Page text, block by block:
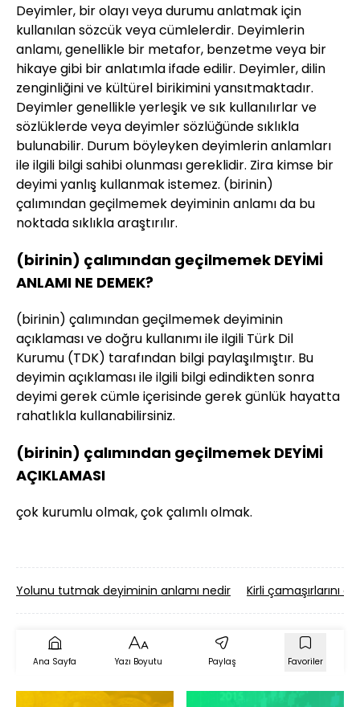
Deyimler, bir olayı veya durumu anlatmak için
kullanılan sözcük veya cümlelerdir. Deyimlerin
anlamı, genellikle bir metafor, benzetme veya bir
hikaye gibi bir anlatımla ifade edilir. Deyimler, dilin
zenginliğini ve kültürel birikimini yansıtmaktadır.
Deyimler genellikle yerleşik ve sık kullanılırlar ve
sözlüklerde veya deyimler sözlüğünde sıklıkla
bulunabilir. Durum böyleyken deyimlerin anlamları
ile ilgili bilgi sahibi olunması gereklidir. Zira kimse bir
deyimi yanlış kullanmak istemez. (birinin)
çalımından geçilmemek deyiminin anlamı da bu
noktada sıklıkla araştırılır.
(birinin) çalımından geçilmemek DEYİMİ
ANLAMI NE DEMEK?
(birinin) çalımından geçilmemek deyiminin
açıklaması ve doğru kullanımı ile ilgili Türk Dil
Kurumu (TDK) tarafından bilgi paylaşılmıştır. Bu
deyimin açıklaması ile ilgili bilgi edindikten sonra
deyimi gerek cümle içerisinde gerek günlük hayatta
rahatlıkla kullanabilirsiniz.
(birinin) çalımından geçilmemek DEYİMİ
AÇIKLAMASI
çok kurumlu olmak, çok çalımlı olmak.
Yolunu tutmak deyiminin anlamı nedir Kirli çamaşırlarını
Ana Sayfa Yazı Boyutu Paylaş Favoriler